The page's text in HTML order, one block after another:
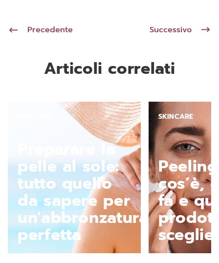
Precedente Successivo
Articoli correlati
Preparare la
pelle al sole:
tutto quello
da sapere per
un'abbronzatura
perfetta
SKINCARE
cos’è,
fa e